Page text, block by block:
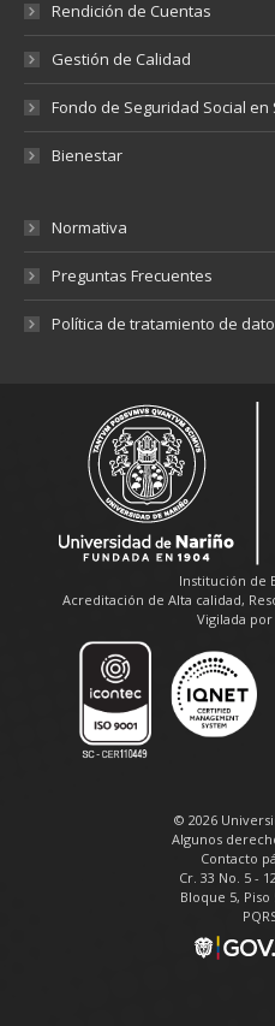
Rendición de Cuentas
Gestión de Calidad
Fondo de Seguridad Social en
Bienestar
Normativa
Preguntas Frecuentes
Política de tratamiento de
Institución de
Acreditación de Alta calidad,
Vigilada por
© 2026
Algunos
Contacto
Cr. 33 No. 5 -
Bloque 5, Piso